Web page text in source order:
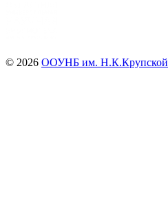
© 2026 ООУНБ им. Н.К.Крупской.